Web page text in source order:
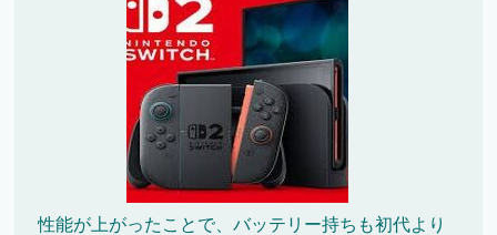
性能が上がったことで、バッテリー持ちも初代より